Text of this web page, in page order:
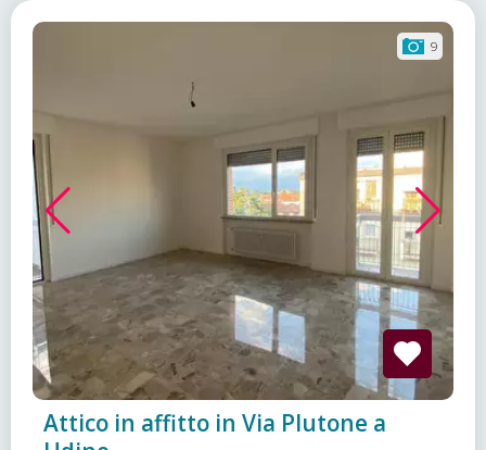
9
Attico in affitto in Via Plutone a